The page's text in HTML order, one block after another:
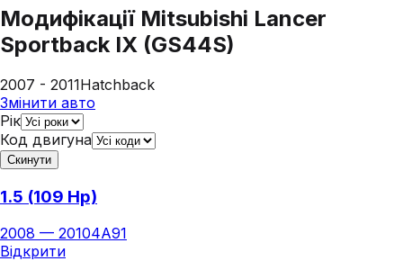
Модифікації Mitsubishi Lancer
Sportback IX (GS44S)
2007 - 2011Hatchback
Змінити авто
Рік
Код двигуна
Скинути
1.5 (109 Hp)
2008 — 20104A91
Відкрити